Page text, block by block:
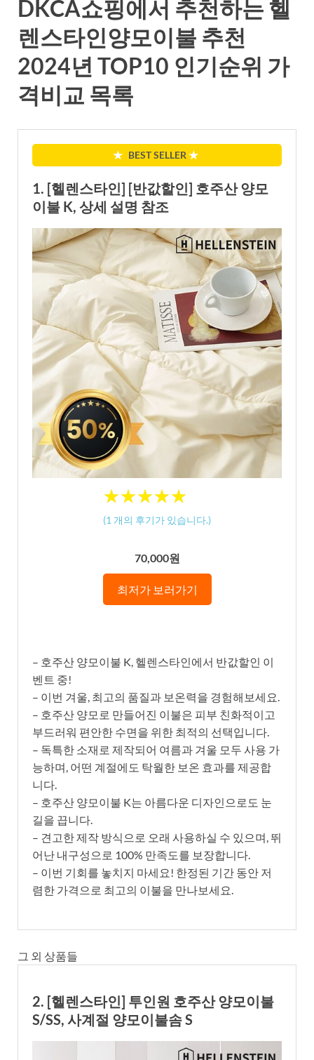
DKCA쇼핑에서 추천하는 헬
렌스타인양모이불 추천
2024년 TOP10 인기순위 가
격비교 목록
★ BEST SELLER ★
1. [헬렌스타인] [반값할인] 호주산 양모
이불 K, 상세 설명 참조
★★★★★
★★★★★
(1 개의 후기가 있습니다.)
70,000원
최저가 보러가기
– 호주산 양모이불 K, 헬렌스타인에서 반값할인 이
벤트 중!
– 이번 겨울, 최고의 품질과 보온력을 경험해보세요.
– 호주산 양모로 만들어진 이불은 피부 친화적이고
부드러워 편안한 수면을 위한 최적의 선택입니다.
– 독특한 소재로 제작되어 여름과 겨울 모두 사용 가
능하며, 어떤 계절에도 탁월한 보온 효과를 제공합
니다.
– 호주산 양모이불 K는 아름다운 디자인으로도 눈
길을 끕니다.
– 견고한 제작 방식으로 오래 사용하실 수 있으며, 뛰
어난 내구성으로 100% 만족도를 보장합니다.
– 이번 기회를 놓치지 마세요! 한정된 기간 동안 저
렴한 가격으로 최고의 이불을 만나보세요.
그 외 상품들
2. [헬렌스타인] 투인원 호주산 양모이불
S/SS, 사계절 양모이불솜 S